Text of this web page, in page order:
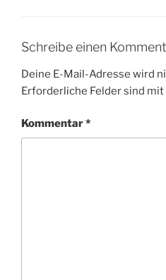
Schreibe einen
Deine E-Mail-Adresse wird
Erforderliche Felder sind mit
Kommentar*